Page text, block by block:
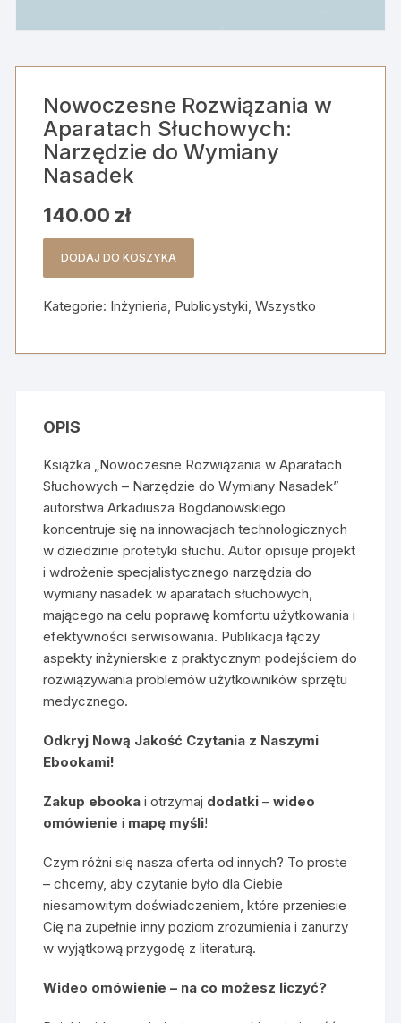
Nowoczesne Rozwiązania w
Aparatach Słuchowych:
Narzędzie do Wymiany
Nasadek
140.00 zł
Rozwiązania
Aparatach
do
Nasadek
DODAJ DO KOSZYKA
Kategorie: Inżynieria, Publicystyki,Wszystko
OPIS
Książka „Nowoczesne Rozwiązania w Aparatach
Słuchowych – Narzędzie do Wymiany Nasadek”
autorstwa Arkadiusza Bogdanowskiego
koncentruje się na innowacjach technologicznych
w dziedzinie protetyki słuchu. Autor opisuje projekt
i wdrożenie specjalistycznego narzędzia do
wymiany nasadek w aparatach słuchowych,
mającego na celu poprawę komfortu użytkowania i
efektywności serwisowania. Publikacja łączy
aspekty inżynierskie z praktycznym podejściem do
rozwiązywania problemów użytkowników sprzętu
medycznego.
Odkryj Nową Jakość Czytania z Naszymi
Ebookami!
Zakup ebooka i otrzymaj dodatki –wideo
omówienie i mapę myśli!
Czym różni się nasza oferta od innych? To proste
– chcemy, aby czytanie było dla Ciebie
niesamowitym doświadczeniem, które przeniesie
Cię na zupełnie inny poziom zrozumienia i zanurzy
w wyjątkową przygodę z literaturą.
Wideo omówienie – na co możesz liczyć?